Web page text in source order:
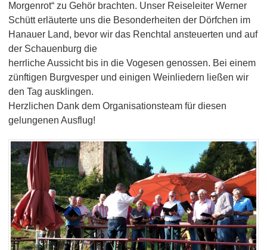
Morgenrot“ zu Gehör brachten. Unser Reiseleiter Werner
Schütt erläuterte uns die Besonderheiten der Dörfchen im
Hanauer Land, bevor wir das Renchtal ansteuerten und auf
der Schauenburg die
herrliche Aussicht bis in die Vogesen genossen. Bei einem
zünftigen Burgvesper und einigen Weinliedern ließen wir
den Tag ausklingen.
Herzlichen Dank dem Organisationsteam für diesen
gelungenen Ausflug!